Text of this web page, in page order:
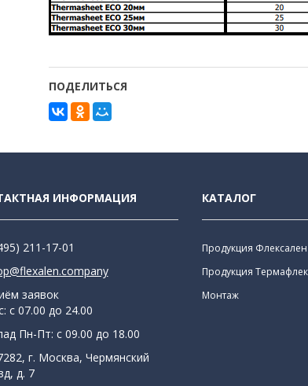
ПОДЕЛИТЬСЯ
ИНФОРМАЦИЯ
211-17-01
заявок
с 07.00 до 24.00
Пн-Пт: с 09.00 до 18.00
г. Москва, Чермянский
д. 7
КАТАЛОГ
Продукция Флексален
Продукция
Монтаж